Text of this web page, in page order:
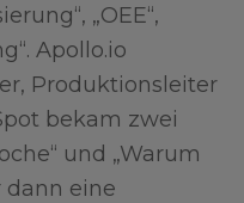
„OEE“,
Apollo.io
Produktionsleiter
bekam zwei
und „Warum
dann eine